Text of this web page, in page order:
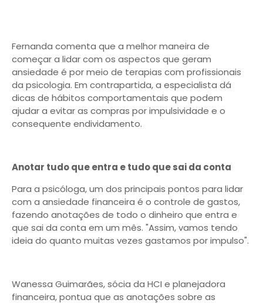
Fernanda comenta que a melhor maneira de
começar a lidar com os aspectos que geram
ansiedade é por meio de terapias com profissionais
da psicologia. Em contrapartida, a especialista dá
dicas de hábitos comportamentais que podem
ajudar a evitar as compras por impulsividade e o
consequente endividamento.
Anotar tudo que entra e tudo que sai da conta
Para a psicóloga, um dos principais pontos para lidar
com a ansiedade financeira é o controle de gastos,
fazendo anotações de todo o dinheiro que entra e
que sai da conta em um mês. "Assim, vamos tendo
ideia do quanto muitas vezes gastamos por impulso".
Wanessa Guimarães, sócia da HCI e planejadora
financeira, pontua que as anotações sobre as